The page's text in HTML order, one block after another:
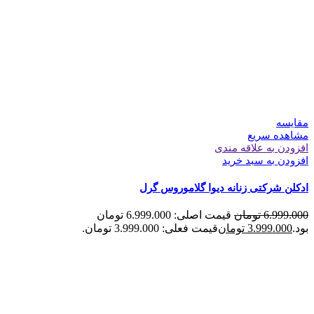
مقایسه
مشاهده سریع
افزودن به علاقه مندی
افزودن به سبد خرید
ادکلن شرکتی زنانه دیوا گلاموروس گرل
6.999.000 تومان
قیمت اصلی: 6.999.000 تومان
بود.3.999.000 تومانقیمت فعلی: 3.999.000 تومان.